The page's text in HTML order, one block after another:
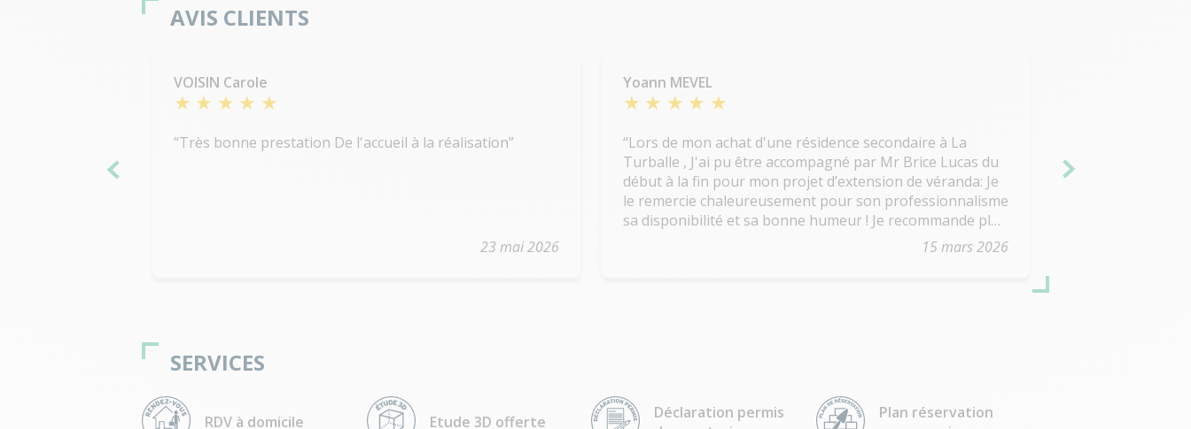
AVIS CLIENTS
VOISIN Carole
23 mai 2026
Très bonne prestation De l'accueil à la réalisation
Yoann MEVEL
15 mars 2026
Lors de mon achat d'une résidence secondaire à La
Turballe , J'ai pu être accompagné par Mr Brice Lucas du
début à la fin pour mon projet d’extension de véranda: Je
le remercie chaleureusement pour son professionnalisme
sa disponibilité et sa bonne humeur ! Je recommande plus
propre je
SERVICES
RDV à domicile Etude 3D offerte
Déclaration permis
Plan réservation